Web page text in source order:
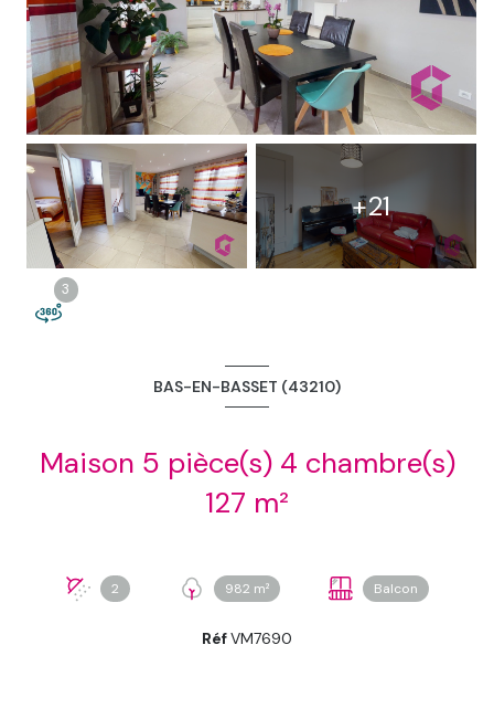
+21
3
1
2
3
BAS-EN-BASSET (43210)
Maison 5 pièce(s) 4 chambre(s)
127 m²
2 982 m² Balcon
RéfVM7690